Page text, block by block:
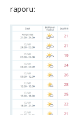
raporu: